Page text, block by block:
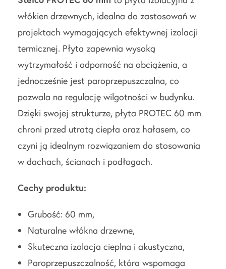
włókien drzewnych, idealna do zastosowań w
projektach wymagających efektywnej izolacji
termicznej. Płyta zapewnia wysoką
wytrzymałość i odporność na obciążenia, a
jednocześnie jest paroprzepuszczalna, co
pozwala na regulację wilgotności w budynku.
Dzięki swojej strukturze, płyta PROTEC 60 mm
chroni przed utratą ciepła oraz hałasem, co
czyni ją idealnym rozwiązaniem do stosowania
w dachach, ścianach i podłogach.
Cechy produktu:
Grubość: 60 mm,
Naturalne włókna drzewne,
Skuteczna izolacja cieplna i akustyczna,
Paroprzepuszczalność, która wspomaga